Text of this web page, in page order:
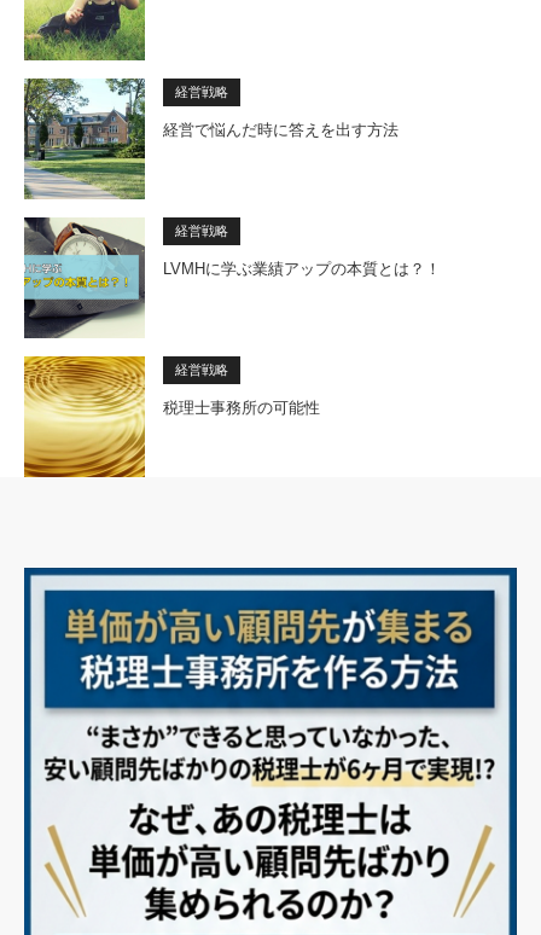
経営戦略
経営で悩んだ時に答えを出す方法
経営戦略
LVMHに学ぶ業績アップの本質とは？！
経営戦略
税理士事務所の可能性